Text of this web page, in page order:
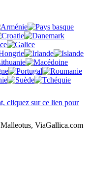
cliquez sur ce lien pour
ViaGallica.com